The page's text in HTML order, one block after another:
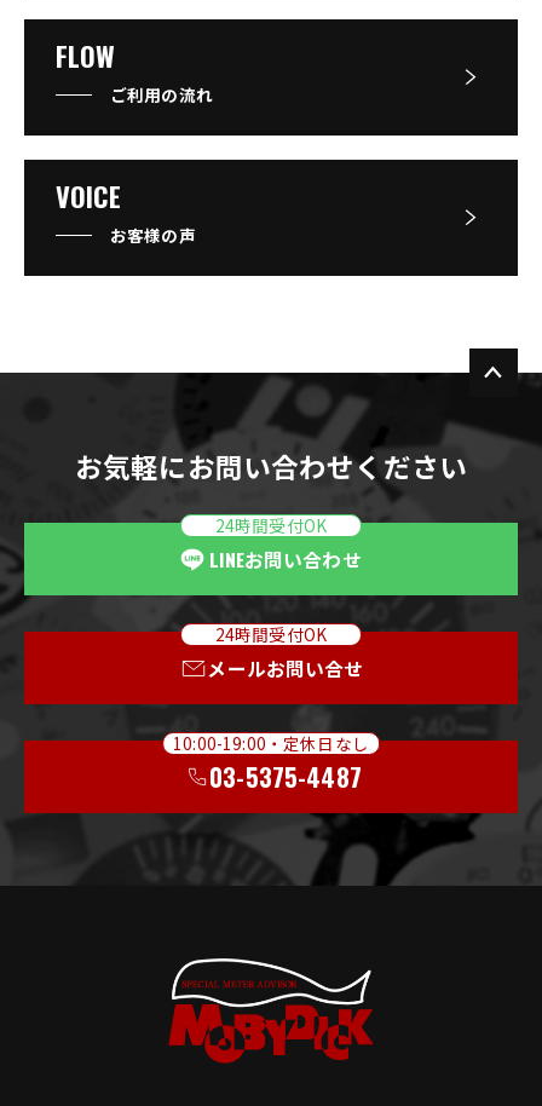
FLOW
ご利用の流れ
VOICE
お客様の声
お気軽にお問い合わせください
24時間受付OK
LINEお問い合わせ
24時間受付OK
メールお問い合せ
10:00-19:00・定休日なし
03-5375-4487